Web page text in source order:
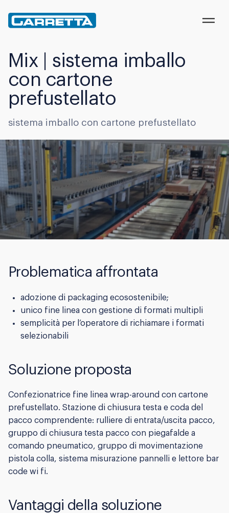
Carretta
Mix | sistema imballo
con cartone
prefustellato
sistema imballo con cartone prefustellato
Problematica affrontata
adozione di packaging ecosostenibile;
unico fine linea con gestione di formati multipli
semplicità per l’operatore di richiamare i formati
selezionabili
Soluzione proposta
Confezionatrice fine linea wrap-around con cartone
prefustellato. Stazione di chiusura testa e coda del
pacco comprendente: rulliere di entrata/uscita pacco,
gruppo di chiusura testa pacco con piegafalde a
comando pneumatico, gruppo di movimentazione
pistola colla, sistema misurazione pannelli e lettore bar
code wi fi.
Vantaggi della soluzione